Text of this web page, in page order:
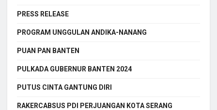
PRESS RELEASE
PROGRAM UNGGULAN ANDIKA-NANANG
PUAN PAN BANTEN
PULKADA GUBERNUR BANTEN 2024
PUTUS CINTA GANTUNG DIRI
RAKERCABSUS PDI PERJUANGAN KOTA SERANG